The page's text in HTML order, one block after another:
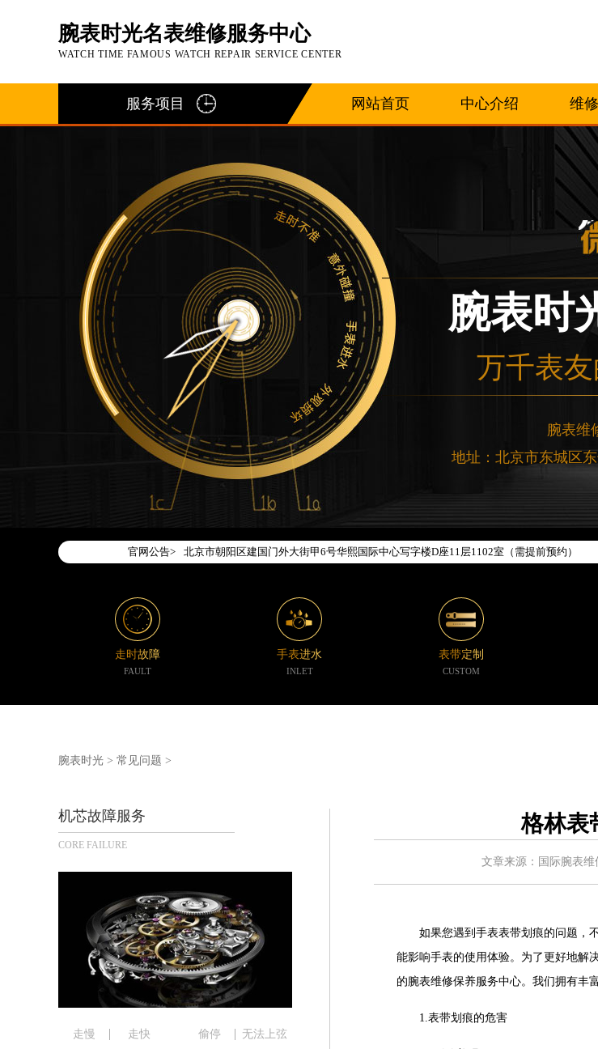
腕表时光名表维修服务中心
WATCH TIME FAMOUS WATCH REPAIR SERVICE CENTER
服务项目 网站首页 中心介绍 维
腕表时
万千表
腕表维
地址：北京市东城区
官网公告>
2026年7月腕表时光中国区售后服务网络优化升级公告
2026年7月腕表时光全国官方售后客户服务热线：400-188-5020
腕表时光官方全国统一服务热线400-188-5020，服务覆盖中国大陆、香港、澳门、台湾全
2026年7月腕表时光售后服务中心最新网点地址：
北京市东城区东长安街1号东方广场写字楼W3座6层602室（需提前预约）
北京市朝阳区建国门外大街甲6号华熙国际中心写字楼D座11层1102室（需提前预约）
天津市和平区赤峰道136号天津国际金融中心写字楼26层2603室（需提前预约）
上海市黄浦区南京东路299号宏伊国际广场写字楼8层806室（需提前预约）
南京市秦淮区中山南路1号（新街口）南京中心写字楼22层C1-1室（需提前预约）
常州市新北区龙锦路1590号现代传媒中心写字楼5号楼10层1008室（需提前预约）
徐州市鼓楼区淮海东路29号苏宁广场IFC国际金融中心写字楼35层3508室（需提前预约）
绍兴市越城区胜利东路379号世茂天际中心写字楼8层805室（需提前预约）
南昌市红谷滩新区红谷中大道998号绿地双子塔（中央广场）A1座办公楼14层07室（需提
济南市历下区经十路11111号华润中心写字楼（万象城）15层1508室（需提前预约）
广州市天河区天河路230号万菱汇国际中心写字楼A塔7层704室（需提前预约）
广州市越秀区环市东路371-375号世界贸易中心大厦南塔写字楼15层07室（需提前预约）
深圳市罗湖区深南东路5001号华润大厦写字楼17层1701室（需提前预约）
惠州市惠城区江北文昌一路7号华贸大厦写字楼1座30层05室（需提前预约）
厦门市思明区湖滨东路95号华润大厦写字楼B座11层1104室（需提前预约）
福州市鼓楼区五四路128-1号恒力城写字楼15层03室（需提前预约）
走时故障
FAULT
手表进水
INLET
表带定制
CUSTOM
腕表时光 > 常见问题 >
机芯故障服务
CORE FAILURE
走慢 走快 偷停
无法上弦
格林表
文章来源：国际腕表维
如果您遇到手表表带划痕的问题，
能影响手表的使用体验。为了更好地解
的腕表维修保养服务中心。我们拥有丰
1.表带划痕的危害